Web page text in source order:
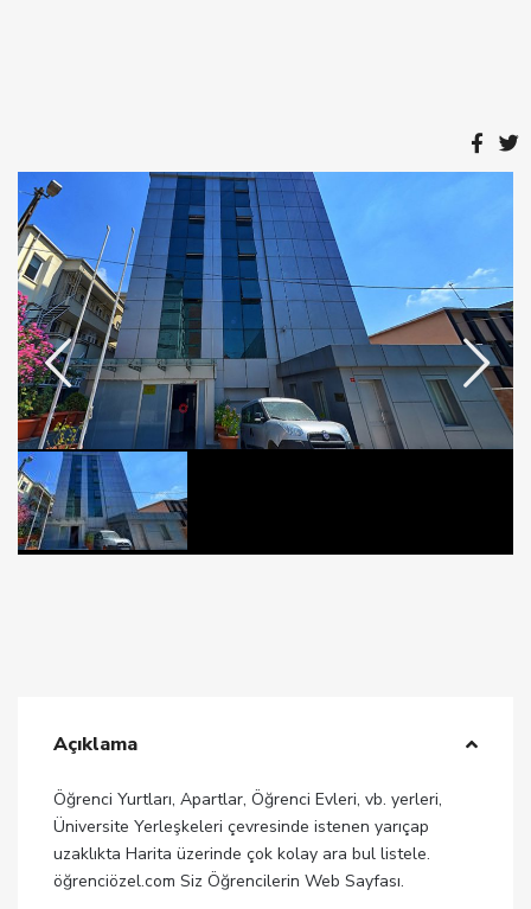
Açıklama
Öğrenci Yurtları, Apartlar, Öğrenci Evleri, vb. yerleri,
Üniversite Yerleşkeleri çevresinde istenen yarıçap
uzaklıkta Harita üzerinde çok kolay ara bul listele.
öğrenciözel.com Siz Öğrencilerin Web Sayfası.